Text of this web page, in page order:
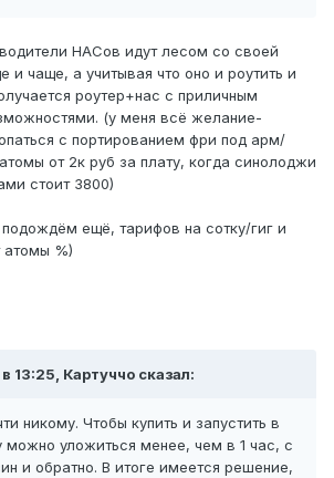
НАСов идут лесом со своей
и чаще, а учитывая что оно и роутить и
роутер+нас с приличным
(у меня всё желание-
с портированием фри под арм/
от 2к руб за плату, когда синолоджи
стоит 3800)
ещё, тарифов на сотку/гиг и
атомы %)
13:25, Картуччо сказал:
никому. Чтобы купить и запустить в
можно уложиться менее, чем в 1 час, с
и обратно. В итоге имеется решение,